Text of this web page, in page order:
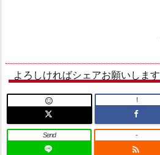
よろしければシェアお願いします
 !
Send

-